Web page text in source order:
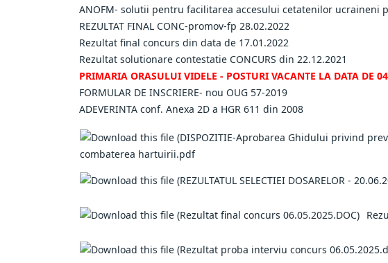
ANOFM- solutii pentru facilitarea accesului cetatenilor ucraineni
REZULTAT FINAL CONC-promov-fp 28.02.2022
Rezultat final concurs din data de 17.01.2022
Rezultat solutionare contestatie CONCURS din 22.12.2021
PRIMARIA ORASULUI VIDELE - POSTURI VACANTE LA DATA DE
FORMULAR DE INSCRIERE- nou OUG 57-2019
ADEVERINTA conf. Anexa 2D a HGR 611 din 2008
combaterea hartuirii.pdf